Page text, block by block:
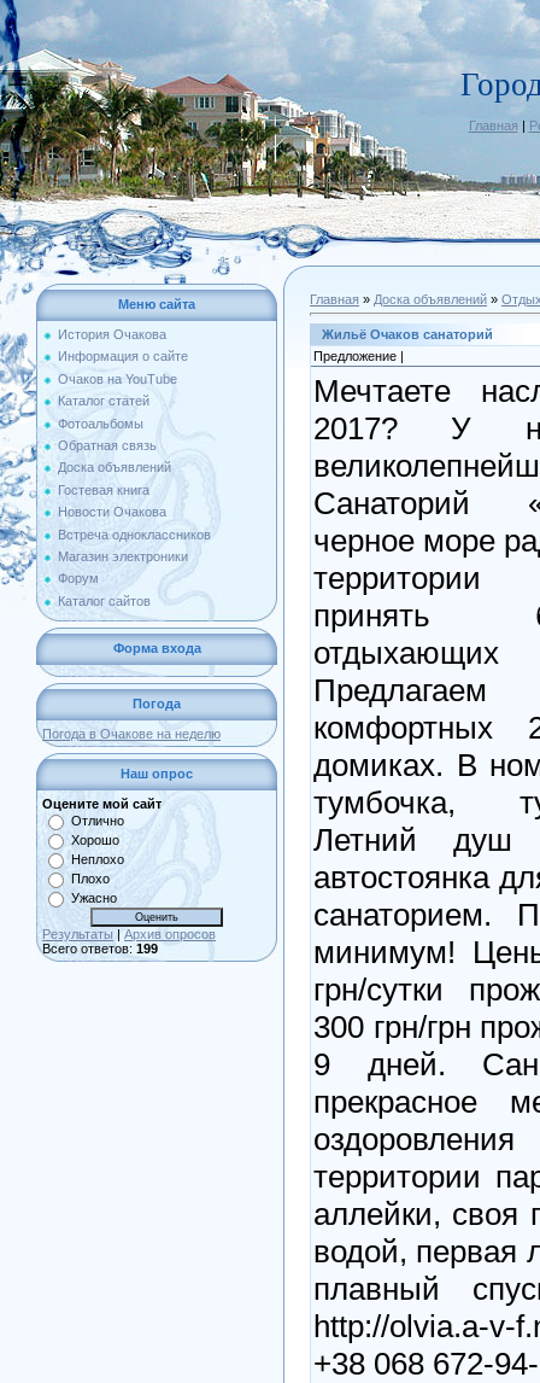
Главная |
Меню сайта
История Очакова
Информация о сайте
Очаков на YouTube
Каталог статей
Фотоальбомы
Обратная связь
Доска объявлений
Гостевая книга
Новости Очакова
Встреча одноклассников
Магазин электроники
Форум
Каталог сайтов
Форма входа
Погода
Погода в Очакове на неделю
Наш опрос
Оцените мой сайт
Отлично
Хорошо
Неплохо
Плохо
Ужасно
Результаты | Архив опросов
Всего ответов: 199
Главная » Доска объявлений »
Жильё Очаков санаторий
Предложение |
Мечтаете
2017? У
Санаторий
черное море
территории
принять
комфортных
домиках. В
тумбочка,
Летний душ
автостоянка
санаторием.
минимум!
грн/сутки
300 грн/грн
9 дней.
прекрасное
территории
аллейки, своя
водой, первая
плавный
http://olvia.a-v-
+38 068 672-